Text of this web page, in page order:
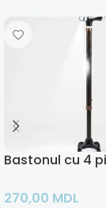
Bastonul cu 4
270,00 MDL